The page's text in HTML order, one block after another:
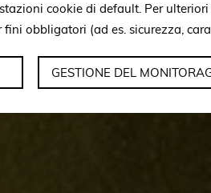
cookie di default. Per
obbligatori (ad es. sicurezza,
GESTIONE DEL